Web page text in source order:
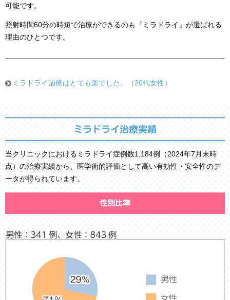
可能です。
照射時間60分の時短で治療ができるのも『ミラドライ』が選ばれる
理由のひとつです。
ミラドライ治療はとても楽でした。（20代女性）
ミラドライ治療実績
当クリニックにおけるミラドライ症例数1,184例（2024年7月末時
点）の治療実績から、医学術的評価として高い有効性・安全性のデ
ータが得られています。
性別比率